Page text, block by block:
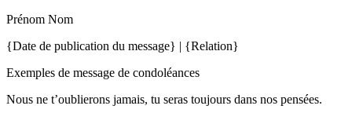
Prénom Nom
{Date de publication du message} | {Relation}
Exemples de message de condoléances
Nous ne t’oublierons jamais, tu seras toujours dans nos pensées.